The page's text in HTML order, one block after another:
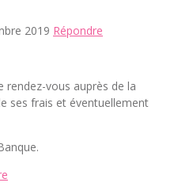
2019 Répondre
rendez-vous auprès de la
ses frais et éventuellement